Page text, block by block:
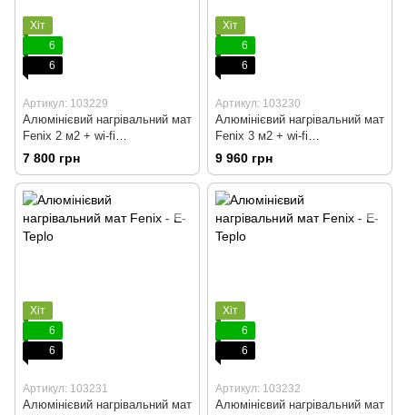
Хіт
6
6
Артикул: 103229
Алюмінієвий нагрівальний мат
Fenix 2 м2 + wi-fi
терморегулятор
7 800 грн
Хіт
6
6
Артикул: 103230
Алюмінієвий нагрівальний мат
Fenix 3 м2 + wi-fi
терморегулятор
9 960 грн
Хіт
6
6
Артикул: 103231
Алюмінієвий нагрівальний мат
Хіт
6
6
Артикул: 103232
Алюмінієвий нагрівальний мат